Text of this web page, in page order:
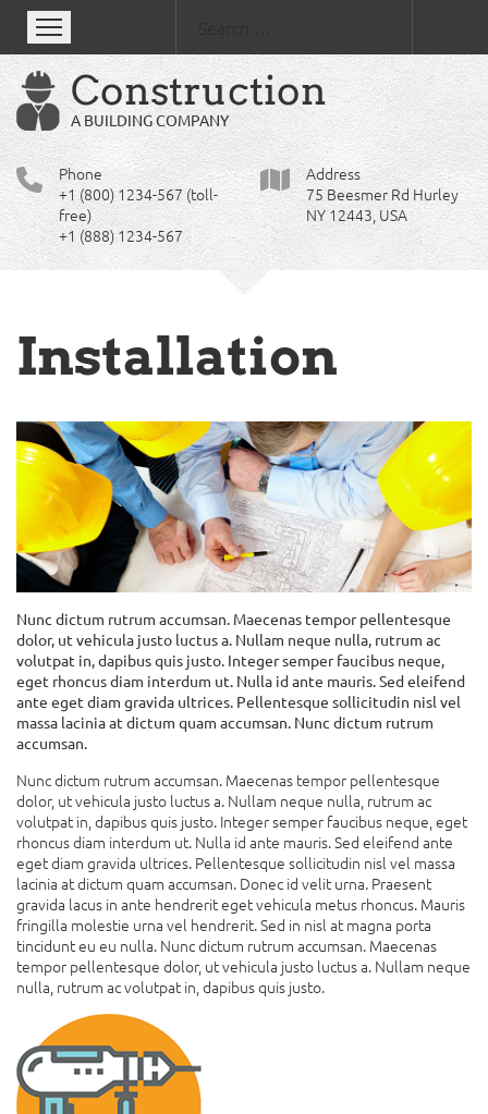
Construction
A BUILDING COMPANY
Phone
+1 (800) 1234-567 (toll-
free)
+1 (888) 1234-567
Address
75 Beesmer Rd Hurley
NY 12443, USA
Installation
Nunc dictum rutrum accumsan. Maecenas tempor pellentesque
dolor, ut vehicula justo luctus a. Nullam neque nulla, rutrum ac
volutpat in, dapibus quis justo. Integer semper faucibus neque,
eget rhoncus diam interdum ut. Nulla id ante mauris. Sed eleifend
ante eget diam gravida ultrices. Pellentesque sollicitudin nisl vel
massa lacinia at dictum quam accumsan. Nunc dictum rutrum
accumsan.
Nunc dictum rutrum accumsan. Maecenas tempor pellentesque
dolor, ut vehicula justo luctus a. Nullam neque nulla, rutrum ac
volutpat in, dapibus quis justo. Integer semper faucibus neque, eget
rhoncus diam interdum ut. Nulla id ante mauris. Sed eleifend ante
eget diam gravida ultrices. Pellentesque sollicitudin nisl vel massa
lacinia at dictum quam accumsan. Donec id velit urna. Praesent
gravida lacus in ante hendrerit eget vehicula metus rhoncus. Mauris
fringilla molestie urna vel hendrerit. Sed in nisl at magna porta
tincidunt eu eu nulla. Nunc dictum rutrum accumsan. Maecenas
tempor pellentesque dolor, ut vehicula justo luctus a. Nullam neque
nulla, rutrum ac volutpat in, dapibus quis justo.